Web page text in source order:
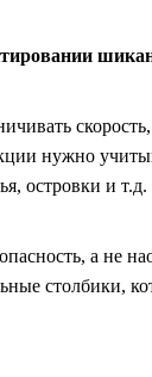
нужно
островки и т.д.
а не
столбики,